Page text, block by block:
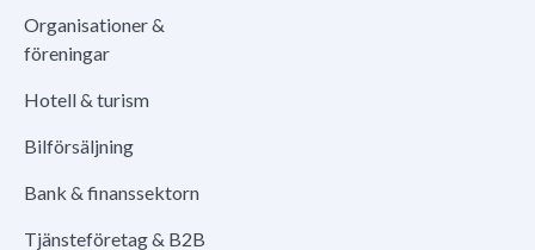
Organisationer &
föreningar
Hotell & turism
Bilförsäljning
Bank & finanssektorn
Tjänsteföretag & B2B